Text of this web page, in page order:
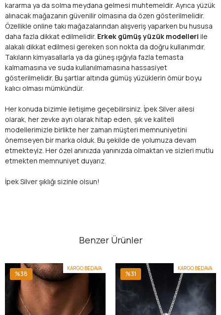
kararma ya da solma meydana gelmesi muhtemeldir. Ayrıca yüzük
alınacak mağazanın güvenilir olmasına da özen gösterilmelidir.
Özellikle online takı mağazalarından alışveriş yaparken bu hususa
daha fazla dikkat edilmelidir. Erkek gümüş yüzük modelleri ile
alakalı dikkat edilmesi gereken son nokta da doğru kullanımdır.
Takıların kimyasallarla ya da güneş ışığıyla fazla temasta
kalmamasına ve suda kullanılmamasına hassasiyet
gösterilmelidir. Bu şartlar altında gümüş yüzüklerin ömür boyu
kalıcı olması mümkündür.
Her konuda bizimle iletişime geçebilirsiniz. İpek Silver ailesi
olarak, her zevke ayrı olarak hitap eden, şık ve kaliteli
modellerimizle birlikte her zaman müşteri memnuniyetini
önemseyen bir marka olduk. Bu şekilde de yolumuza devam
etmekteyiz. Her özel anınızda yanınızda olmaktan ve sizleri mutlu
etmekten memnuniyet duyarız.
İpek Silver şıklığı sizinle olsun!
Benzer Ürünler
KARGO BEDAVA
%38
KARGO BEDAVA
%31